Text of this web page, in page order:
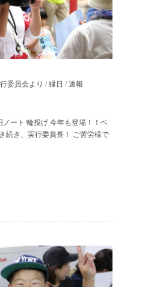
委員会より / 縁日 / 速報
ノート 輪投げ 今年も登場！！ベ
続き、実行委員長！ ご苦労様で